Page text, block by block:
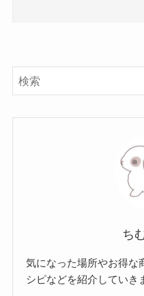
ち
気になった場所やお得な
シピなどを紹介していき